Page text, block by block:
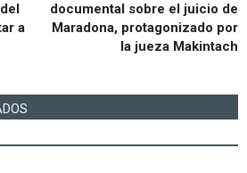
a
documental sobre el juicio de
Maradona, protagonizado por
la jueza Makintach